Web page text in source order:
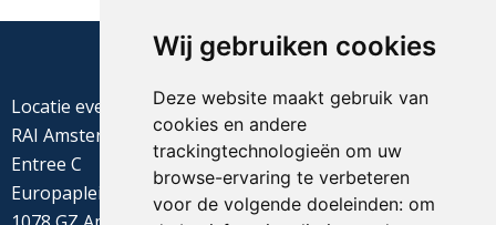
Wij gebruiken cookies
Deze website maakt gebruik van
cookies en andere
trackingtechnologieën om uw
browse-ervaring te verbeteren
voor de volgende doeleinden: om
Locatie evenement
RAI Amsterdam
Entree C
Europaplein 22